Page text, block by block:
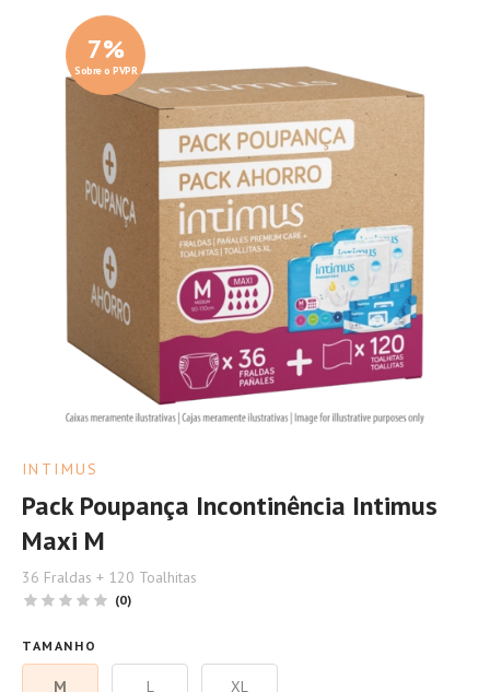
7%
Sobre o PVPR
INTIMUS
Pack Poupança Incontinência Intimus
Maxi M
36 Fraldas + 120 Toalhitas
(0)
TAMANHO
M L XL